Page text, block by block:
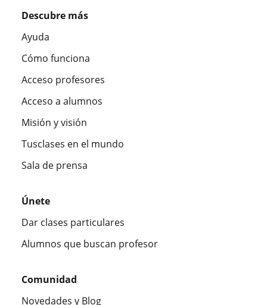
Descubre más
Ayuda
Cómo funciona
Acceso profesores
Acceso a alumnos
Misión y visión
Tusclases en el mundo
Sala de prensa
Únete
Dar clases particulares
Alumnos que buscan profesor
Comunidad
Novedades y Blog